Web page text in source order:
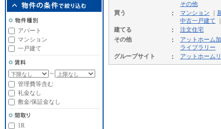
その他
買う
マンション
中古一戸建て
建てる
注文住宅
その他
アットホーム
ライブラリー
グループサイト
アットホーム
アパート
マンション
一戸建て
～
管理費等含む
礼金なし
敷金/保証金なし
1R